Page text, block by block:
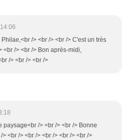
/> <br /> <br /> C'est un très
<br /> <br /> Bon après-midi,
/> <br /> <br />
paysage<br /> <br /> <br /> Bonne
<br /> <br /> <br /> <br /> <br />